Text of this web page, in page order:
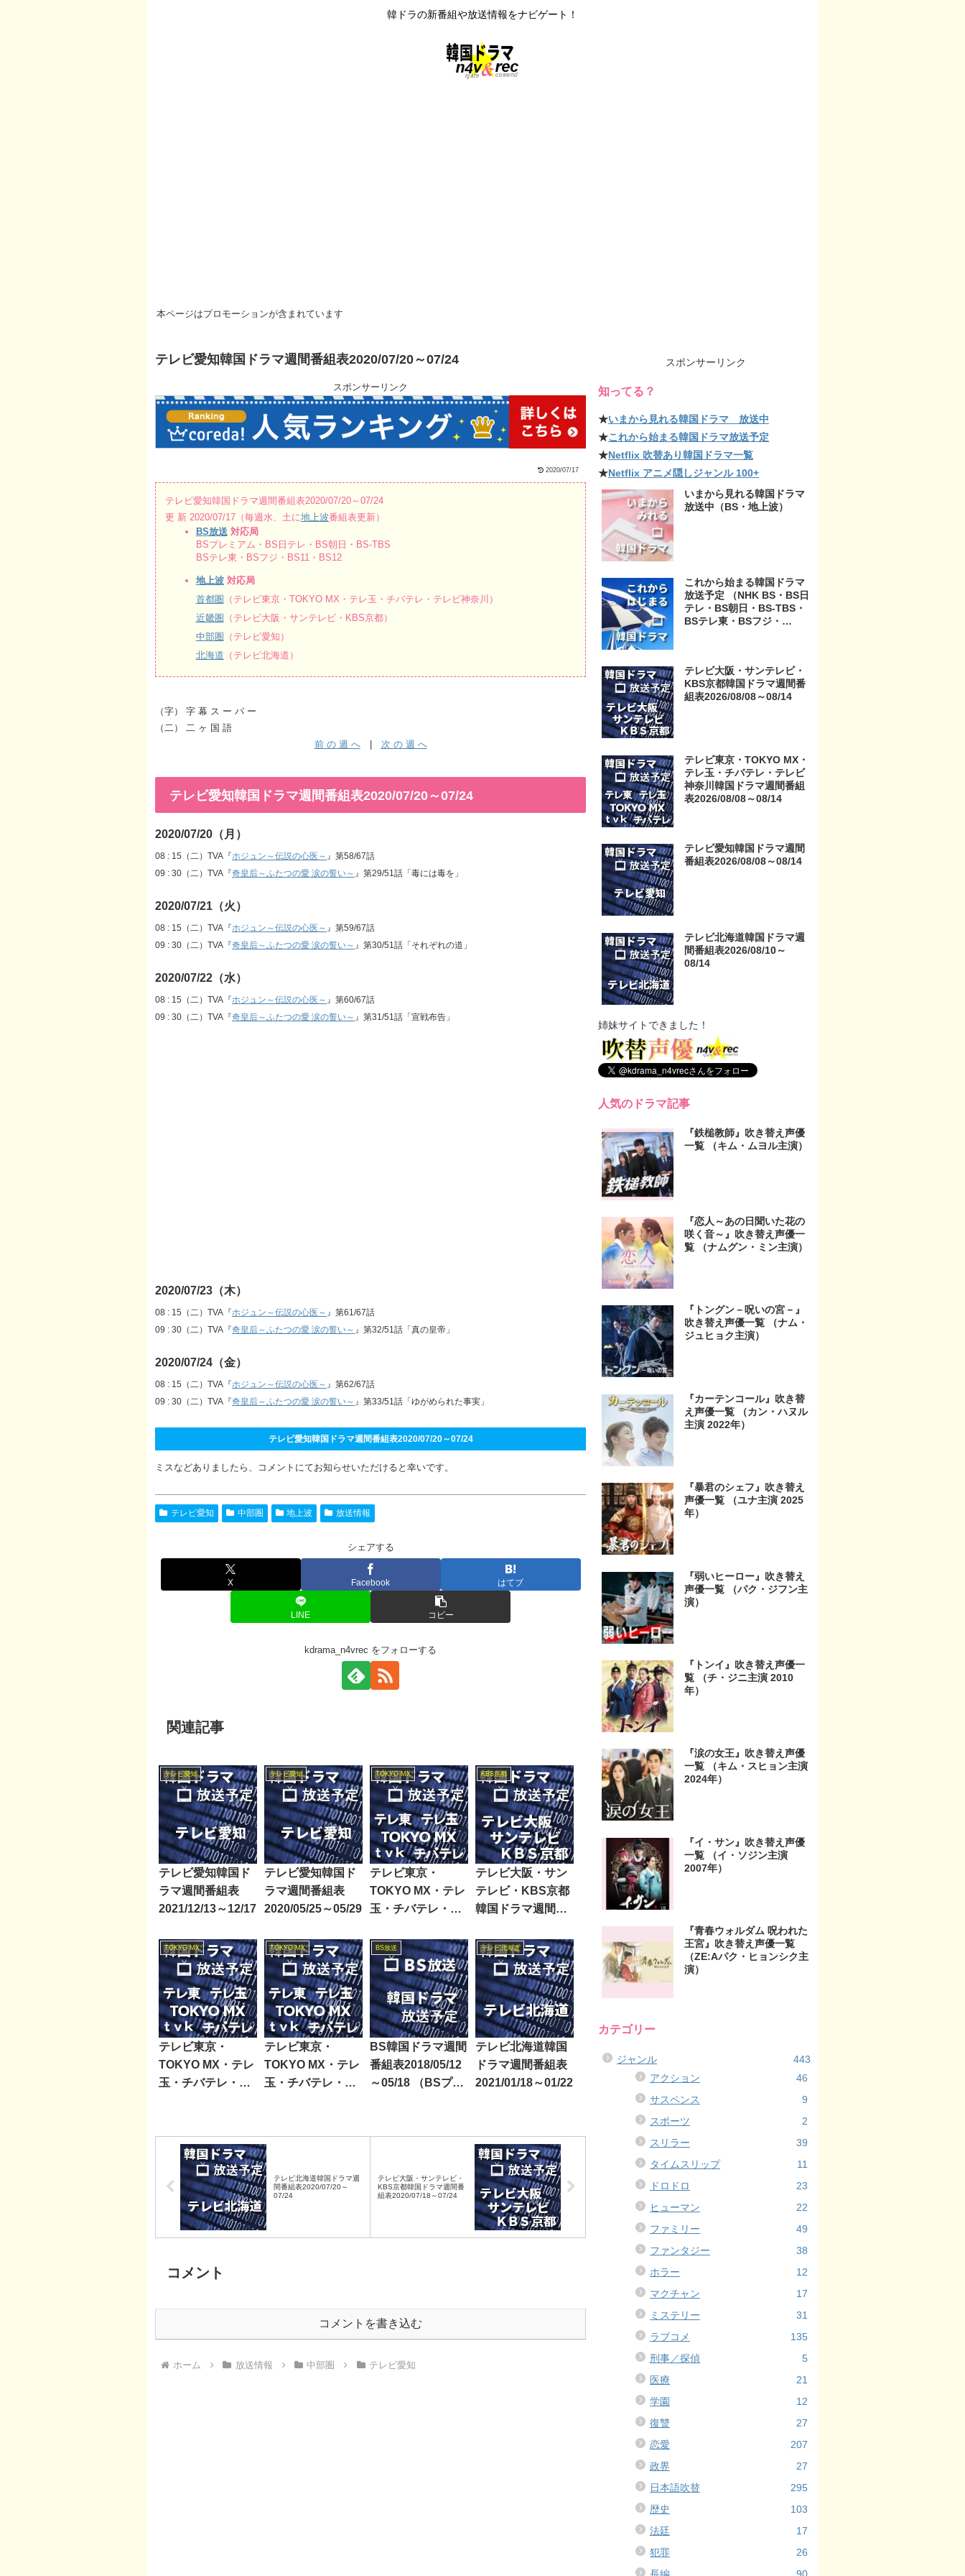
韓ドラの新番組や放送情報をナビゲート！
本ページはプロモーションが含まれています
テレビ愛知韓国ドラマ週間番組表2020/07/20～07/24
スポンサーリンク
2020/07/17
テレビ愛知韓国ドラマ週間番組表2020/07/20～07/24
更 新 2020/07/17（毎週水、土に地上波番組表更新）
BS放送対応局
BSプレミアム・BS日テレ・BS朝日・BS-TBS
BSテレ東・BSフジ・BS11・BS12
地上波対応局
首都圏
（テレビ東京・TOKYO MX・テレ玉・チバテレ・テレビ神奈川）
近畿圏
（テレビ大阪・サンテレビ・KBS京都）
中部圏
（テレビ愛知）
北海道 （テレビ北海道）
（字） 字 幕 ス ー パ ー
（二） 二 ヶ 国 語
前 の 週 へ| 次 の 週 へ
テレビ愛知韓国ドラマ週間番組表2020/07/20～07/24
2020/07/20（月）
08 : 15（二）TVA『ホジュン～伝説の心医～ 』第58/67話
09 : 30（二）TVA『奇皇后～ふたつの愛 涙の誓い～ 』第29/51話「毒には毒を」
2020/07/21（火）
08 : 15（二）TVA『ホジュン～伝説の心医～ 』第59/67話
09 : 30（二）TVA『奇皇后～ふたつの愛 涙の誓い～ 』第30/51話「それぞれの道」
2020/07/22（水）
08 : 15（二）TVA『ホジュン～伝説の心医～ 』第60/67話
09 : 30（二）TVA『奇皇后～ふたつの愛 涙の誓い～ 』第31/51話「宣戦布告」
2020/07/23（木）
08 : 15（二）TVA『ホジュン～伝説の心医～ 』第61/67話
09 : 30（二）TVA『奇皇后～ふたつの愛 涙の誓い～ 』第32/51話「真の皇帝」
2020/07/24（金）
08 : 15（二）TVA『ホジュン～伝説の心医～ 』第62/67話
09 : 30（二）TVA『奇皇后～ふたつの愛 涙の誓い～ 』第33/51話「ゆがめられた事実」
テレビ愛知韓国ドラマ週間番組表2020/07/20～07/24
ミスなどありましたら、コメントにてお知らせいただけると幸いです。
テレビ愛知 中部圏 地上波 放送情報
シェアする
X Facebook はてブ
LINE コピー
kdrama_n4vrec をフォローする
関連記事
テレビ愛知
テレビ愛知韓国ド
ラマ週間番組表
2021/12/13～12/17
テレビ愛知
テレビ愛知韓国ド
ラマ週間番組表
2020/05/25～05/29
TOKYO MX
テレビ東京・
TOKYO MX・テレ
玉・チバテレ・テ
ラマ週間番組表
2020/07/18～07/24
KBS京都
テレビ大阪・サン
テレビ・KBS京都
韓国ドラマ週間番
03/07
TOKYO MX
テレビ東京・
TOKYO MX・テレ
玉・チバテレ・テ
2023/08/12～08/18
TOKYO MX
テレビ東京・
TOKYO MX・テレ
玉・チバテレ・テ
2023/05/13～05/19
BS放送
BS韓国ドラマ週間
番組表2018/05/12
～05/18 （BSプレ
TBS・BSジャパ
テレビ北海道
テレビ北海道韓国
ドラマ週間番組表
2021/01/18～01/22
テレビ北海道韓国ドラマ週
間番組表2020/07/20～
07/24
テレビ大阪・サンテレビ・
KBS京都韓国ドラマ週間番
組表2020/07/18～07/24
コメント
コメントを書き込む
ホーム 放送情報 中部圏 テレビ愛知
スポンサーリンク
知ってる？
★いまから見れる韓国ドラマ 放送中
★これから始まる韓国ドラマ放送予定
★Netflix 吹替あり韓国ドラマ一覧
★Netflix アニメ隠しジャンル 100+
いまから見れる韓国ドラマ
放送中（BS・地上波）
これから始まる韓国ドラマ
放送予定 （NHK BS・BS日
テレ・BS朝日・BS-TBS・
BSテレ東・BSフジ・
テレビ大阪・サンテレビ・
KBS京都・テレビ愛知・テ
レビ北海道）
テレビ大阪・サンテレビ・
KBS京都韓国ドラマ週間番
組表2026/08/08～08/14
テレビ東京・TOKYO MX・
テレ玉・チバテレ・テレビ
神奈川韓国ドラマ週間番組
表2026/08/08～08/14
テレビ愛知韓国ドラマ週間
番組表2026/08/08～08/14
テレビ北海道韓国ドラマ週
間番組表2026/08/10～
08/14
姉妹サイトできました！
人気のドラマ記事
『鉄槌教師』吹き替え声優
一覧 （キム・ムヨル主演）
『恋人～あの日聞いた花の
咲く音～』吹き替え声優一
覧 （ナムグン・ミン主演）
『トングン－呪いの宮－』
吹き替え声優一覧 （ナム・
ジュヒョク主演）
『カーテンコール』吹き替
え声優一覧 （カン・ハヌル
主演 2022年）
『暴君のシェフ』吹き替え
声優一覧 （ユナ主演 2025
年）
『弱いヒーロー』吹き替え
声優一覧 （パク・ジフン主
演）
『トンイ』吹き替え声優一
覧 （チ・ジニ主演 2010
年）
『涙の女王』吹き替え声優
一覧 （キム・スヒョン主演
2024年）
『イ・サン』吹き替え声優
一覧 （イ・ソジン主演
2007年）
『青春ウォルダム 呪われた
王宮』吹き替え声優一覧
（ZE:Aパク・ヒョンシク主
演）
カテゴリー
ジャンル
443
アクション
46
サスペンス
9
スポーツ
2
スリラー
39
タイムスリップ
11
ドロドロ
23
ヒューマン
22
ファミリー
49
ファンタジー
38
ホラー
12
マクチャン
17
ミステリー
31
ラブコメ
135
刑事／探偵
5
医療
21
学園
12
復讐
27
恋愛
207
政界
27
日本語吹替
295
歴史
103
法廷
17
犯罪
26